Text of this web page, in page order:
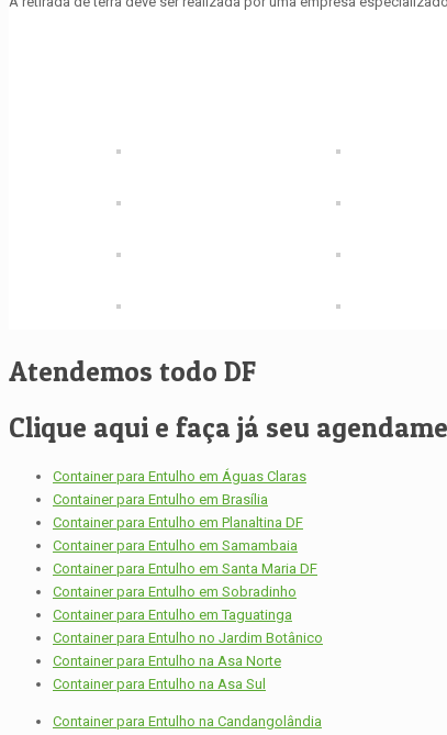
Atendemos todo DF
Clique aqui e faça já seu
Container para Entulho em Águas Claras
Container para Entulho em Brasília
Container para Entulho em Planaltina DF
Container para Entulho em Samambaia
Container para Entulho em Santa Maria DF
Container para Entulho em Sobradinho
Container para Entulho em Taguatinga
Container para Entulho no Jardim Botânico
Container para Entulho na Asa Norte
Container para Entulho na Asa Sul
Container para Entulho na Candangolândia